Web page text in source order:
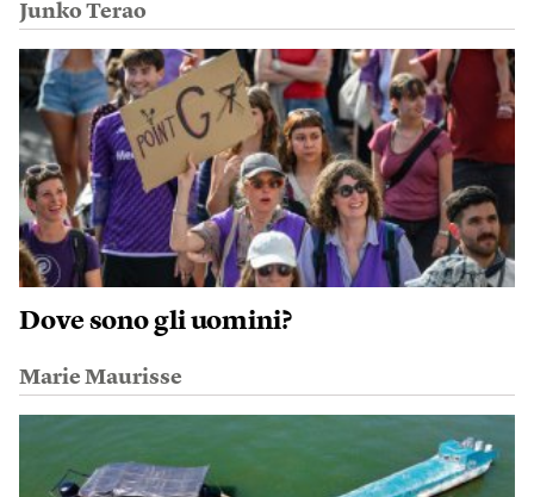
Junko Terao
Dove sono gli uomini?
Marie Maurisse